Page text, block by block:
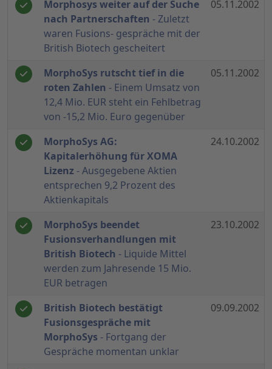
Morphosys weiter auf der Suche
nach Partnerschaften - Zuletzt
waren Fusions- gespräche mit der
British Biotech gescheitert
05.11.2002
MorphoSys rutscht tief in die
roten Zahlen - Einem Umsatz von
12,4 Mio. EUR steht ein Fehlbetrag
von -15,2 Mio. Euro gegenüber
05.11.2002
MorphoSys AG:
Kapitalerhöhung für XOMA
Lizenz - Ausgegebene Aktien
entsprechen 9,2 Prozent des
Aktienkapitals
24.10.2002
MorphoSys beendet
Fusionsverhandlungen mit
British Biotech - Liquide Mittel
werden zum Jahresende 15 Mio.
EUR betragen
23.10.2002
British Biotech bestätigt
Fusionsgespräche mit
MorphoSys - Fortgang der
Gespräche momentan unklar
09.09.2002